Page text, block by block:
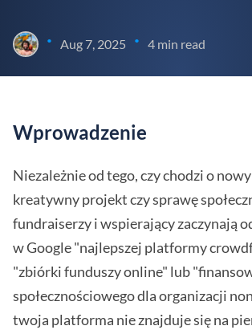
• Aug 7, 2025 • 4 min read
Wprowadzenie
Niezależnie od tego, czy chodzi o
kreatywny projekt czy sprawę
fundraiserzy i wspierający zaczynają
w Google "najlepszej platformy
"zbiórki funduszy online" lub
społecznościowego dla organizacji
twoja platforma nie znajduje się na